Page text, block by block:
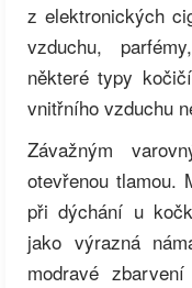
z elektronických
vzduchu,
některé typy
vnitřního vzduchu
Závažným
otevřenou tlamou.
při dýchání u
jako výrazná
modravé